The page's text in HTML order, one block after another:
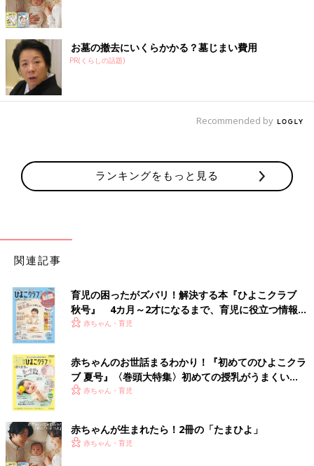
お墓の撤去にいくらかかる？墓じまい費用
PR(くらしの話題)
Recommended by
ランキングをもっと見る
関連記事
育児の困ったがズバリ！解決する本『ひよこクラブ
秋号』 4カ月～2才になるまで、育児に役立つ情報が
いっぱい！
赤ちゃん・育児
赤ちゃんのお世話まるわかり！『初めてのひよこクラ
ブ 夏号』〈巻頭大特集〉初めての授乳がうまくい
く！ おっぱい・ミルクの基本と夏のトラブル 解決テ
赤ちゃん・育児
赤ちゃんが生まれたら！2冊の「たまひよ」
赤ちゃん・育児